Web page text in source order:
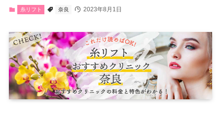
糸リフト 奈良 2023年8月1日